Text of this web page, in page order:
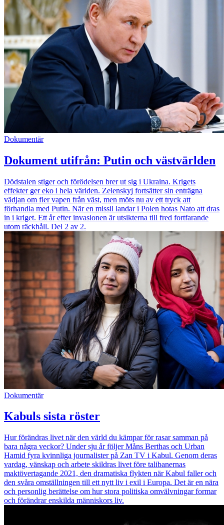
Dokumentär
Dokument utifrån: Putin och västvärlden
Dödstalen stiger och förödelsen brer ut sig i Ukraina. Krigets
effekter ger eko i hela världen. Zelenskyj fortsätter sin enträgna
vädjan om fler vapen från väst, men möts nu av ett tryck att
förhandla med Putin. När en missil landar i Polen hotas Nato att dras
in i kriget. Ett år efter invasionen är utsikterna till fred fortfarande
utom räckhåll. Del 2 av 2.
Dokumentär
Kabuls sista röster
Hur förändras livet när den värld du kämpar för rasar samman på
bara några veckor? Under sju år följer Måns Berthas och Urban
Hamid fyra kvinnliga journalister på Zan TV i Kabul. Genom deras
vardag, vänskap och arbete skildras livet före talibanernas
maktövertagande 2021, den dramatiska flykten när Kabul faller och
den svåra omställningen till ett nytt liv i exil i Europa. Det är en nära
och personlig berättelse om hur stora politiska omvälvningar formar
och förändrar enskilda människors liv.